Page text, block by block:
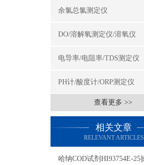
余氯总氯测定仪
DO/溶解氧测定仪/溶氧仪
电导率/电阻率/TDS测定仪
PH计/酸度计/ORP测定仪
查看更多 >>
相关文章
RELEVANT ARTICLES